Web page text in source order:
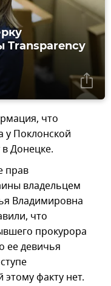
Transparency
что
Поклонской
Донецке.
прав
владельцем
Владимировна
что
прокурора
ее девичья
факту нет.